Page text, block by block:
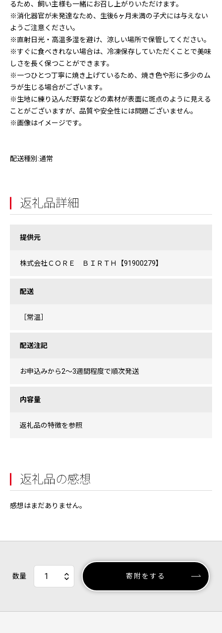
るため、飼い主様も一緒にお召し上がりいただけます。
※消化器官が未発達なため、生後6ヶ月未満の子犬には与えない
ようご注意ください。
※直射日光・高温多湿を避け、涼しい場所で保管してください。
※すぐに食べきれない場合は、冷凍保存していただくことで美味
しさを長く保つことができます。
※一つひとつ丁寧に焼き上げているため、焼き色や形に多少のム
ラが生じる場合がございます。
※生地に練り込んだ野菜などの素材が表面に斑点のように見える
ことがございますが、品質や安全性には問題ございません。
※画像はイメージです。
配送種別:通常
返礼品詳細
提供元
株式会社ＣＯＲＥ ＢＩＲＴＨ【91900279】
配送
［常温］
配送注記
お申込みから2〜3週間程度で順次発送
内容量
返礼品の特徴を参照
返礼品の感想
感想はまだありません。
数量 寄附をする